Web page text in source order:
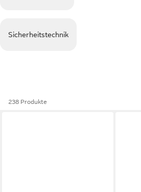
Sicherheitstechnik
238 Produkte